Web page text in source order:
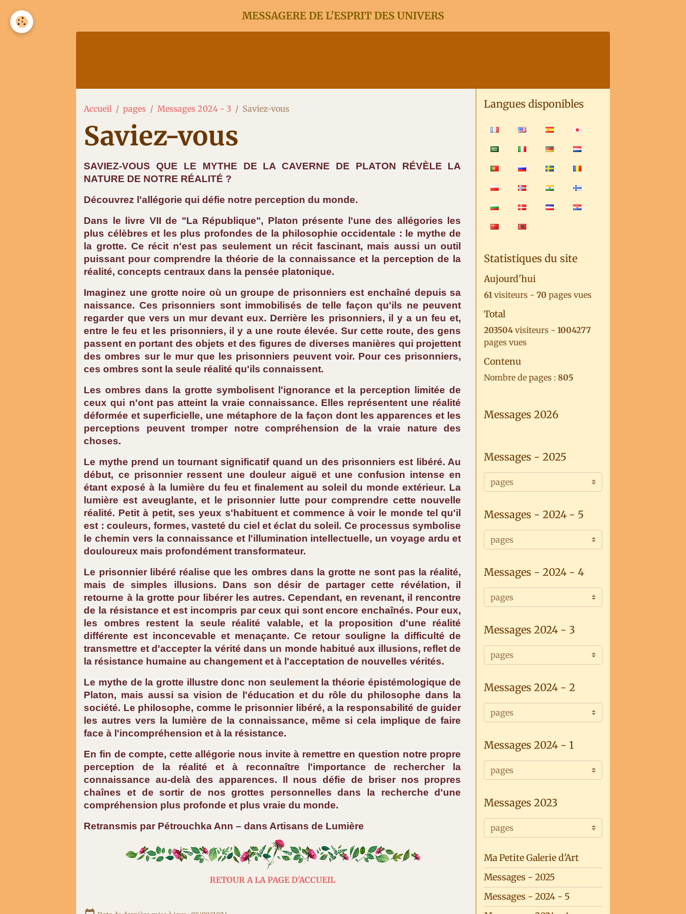
MESSAGERE DE L'ESPRIT DES UNIVERS
Accueil pages Messages 2024 - 3 Saviez-vous
Saviez-vous
SAVIEZ-VOUS QUE LE MYTHE DE LA CAVERNE DE PLATON RÉVÈLE LA
NATURE DE NOTRE RÉALITÉ ?
Découvrez l'allégorie qui défie notre perception du monde.
Dans le livre VII de "La République", Platon présente l'une des allégories les
plus célèbres et les plus profondes de la philosophie occidentale : le mythe de
la grotte. Ce récit n'est pas seulement un récit fascinant, mais aussi un outil
puissant pour comprendre la théorie de la connaissance et la perception de la
réalité, concepts centraux dans la pensée platonique.
Imaginez une grotte noire où un groupe de prisonniers est enchaîné depuis sa
naissance. Ces prisonniers sont immobilisés de telle façon qu'ils ne peuvent
regarder que vers un mur devant eux. Derrière les prisonniers, il y a un feu et,
entre le feu et les prisonniers, il y a une route élevée. Sur cette route, des gens
passent en portant des objets et des figures de diverses manières qui projettent
des ombres sur le mur que les prisonniers peuvent voir. Pour ces prisonniers,
ces ombres sont la seule réalité qu'ils connaissent.
Les ombres dans la grotte symbolisent l'ignorance et la perception limitée de
ceux qui n'ont pas atteint la vraie connaissance. Elles représentent une réalité
déformée et superficielle, une métaphore de la façon dont les apparences et les
perceptions peuvent tromper notre compréhension de la vraie nature des
choses.
Le mythe prend un tournant significatif quand un des prisonniers est libéré. Au
début, ce prisonnier ressent une douleur aiguë et une confusion intense en
étant exposé à la lumière du feu et finalement au soleil du monde extérieur. La
lumière est aveuglante, et le prisonnier lutte pour comprendre cette nouvelle
réalité. Petit à petit, ses yeux s'habituent et commence à voir le monde tel qu'il
est : couleurs, formes, vasteté du ciel et éclat du soleil. Ce processus symbolise
le chemin vers la connaissance et l'illumination intellectuelle, un voyage ardu et
douloureux mais profondément transformateur.
Le prisonnier libéré réalise que les ombres dans la grotte ne sont pas la réalité,
mais de simples illusions. Dans son désir de partager cette révélation, il
retourne à la grotte pour libérer les autres. Cependant, en revenant, il rencontre
de la résistance et est incompris par ceux qui sont encore enchaînés. Pour eux,
les ombres restent la seule réalité valable, et la proposition d'une réalité
différente est inconcevable et menaçante. Ce retour souligne la difficulté de
transmettre et d'accepter la vérité dans un monde habitué aux illusions, reflet de
la résistance humaine au changement et à l'acceptation de nouvelles vérités.
Le mythe de la grotte illustre donc non seulement la théorie épistémologique de
Platon, mais aussi sa vision de l'éducation et du rôle du philosophe dans la
société. Le philosophe, comme le prisonnier libéré, a la responsabilité de guider
les autres vers la lumière de la connaissance, même si cela implique de faire
face à l'incompréhension et à la résistance.
En fin de compte, cette allégorie nous invite à remettre en question notre propre
perception de la réalité et à reconnaître l'importance de rechercher la
connaissance au-delà des apparences. Il nous défie de briser nos propres
chaînes et de sortir de nos grottes personnelles dans la recherche d'une
compréhension plus profonde et plus vraie du monde.
Retransmis par Pétrouchka Ann – dans Artisans de Lumière
RETOUR A LA PAGE D'ACCUEIL
Langues disponibles
Statistiques du site
Aujourd'hui
61 visiteurs -70 pages vues
Total
203504 visiteurs -1004277
pages vues
Contenu
Nombre de pages :805
Messages 2026
Messages - 2025
Messages - 2024 - 5
Messages - 2024 - 4
Messages 2024 - 3
Messages 2024 - 2
Messages 2024 - 1
Messages 2023
Ma Petite Galerie d'Art
Messages - 2025
Messages - 2024 - 5